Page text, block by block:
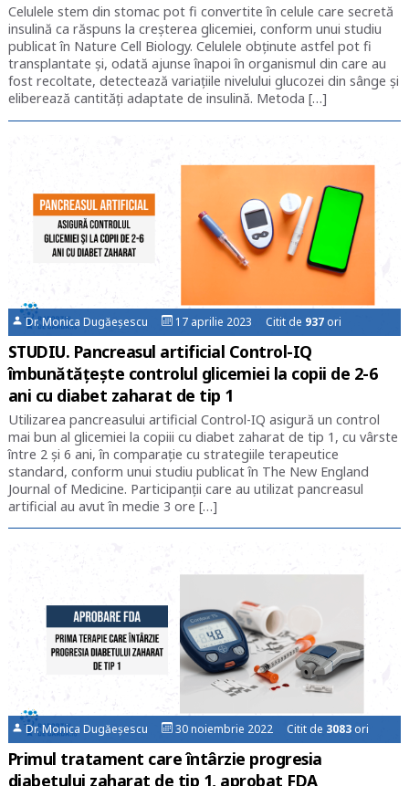
Celulele stem din stomac pot fi convertite în celule care secretă
insulină ca răspuns la creșterea glicemiei, conform unui studiu
publicat în Nature Cell Biology. Celulele obținute astfel pot fi
transplantate și, odată ajunse înapoi în organismul din care au
fost recoltate, detectează variațiile nivelului glucozei din sânge și
eliberează cantități adaptate de insulină. Metoda […]
Dr. Monica Dugăeșescu 17 aprilie 2023 Citit de 937 ori
STUDIU. Pancreasul artificial Control-IQ
îmbunătăţeşte controlul glicemiei la copii de 2-6
ani cu diabet zaharat de tip 1
Utilizarea pancreasului artificial Control-IQ asigură un control
mai bun al glicemiei la copiii cu diabet zaharat de tip 1, cu vârste
între 2 și 6 ani, în comparaţie cu strategiile terapeutice
standard, conform unui studiu publicat în The New England
Journal of Medicine. Participanții care au utilizat pancreasul
artificial au avut în medie 3 ore […]
Dr. Monica Dugăeșescu 30 noiembrie 2022 Citit de 3083 ori
Primul tratament care întârzie progresia
diabetului zaharat de tip 1, aprobat FDA